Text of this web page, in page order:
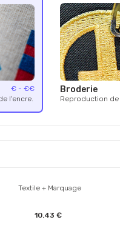
€ - €€
l’encre.
Broderie
Reproduction de
Textile + Marquage
10.43 €